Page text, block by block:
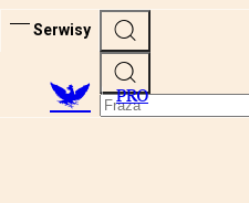
Serwisy
PRO